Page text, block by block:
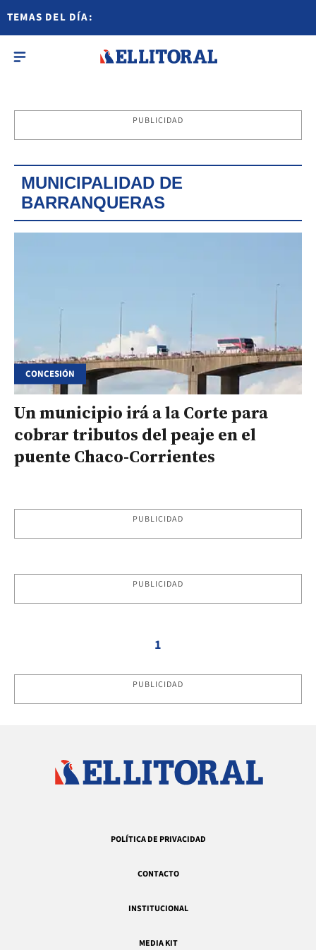
TEMAS DEL DÍA:
PUBLICIDAD
MUNICIPALIDAD DE
BARRANQUERAS
CONCESIÓN
Un municipio irá a la Corte para
cobrar tributos del peaje en el
puente Chaco-Corrientes
PUBLICIDAD
PUBLICIDAD
1
PUBLICIDAD
POLÍTICA DE PRIVACIDAD
CONTACTO
INSTITUCIONAL
MEDIA KIT